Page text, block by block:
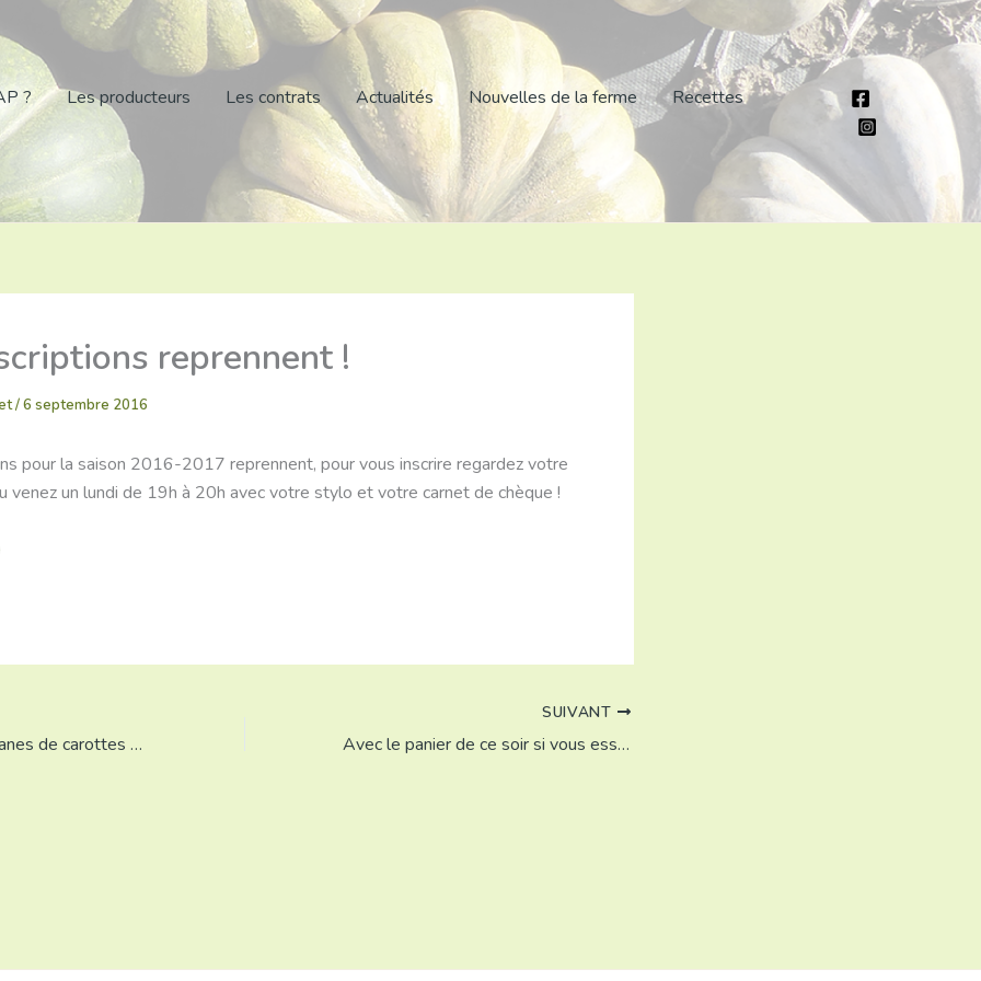
?
Les producteurs Les contrats Actualités Nouvelles de la ferme
Recettes
reprennent !
/6 septembre 2016
pour la saison 2016-2017 reprennent, pour vous inscrire regardez votre
venez un lundi de 19h à 20h avec votre stylo et votre carnet de chèque !
Ne jetez pas vos fanes de carottes ni vos cosses de fèves !
SUIVANT
Avec le panier de ce soir si vous essayez une nouvelle recette ? La caponata !!!